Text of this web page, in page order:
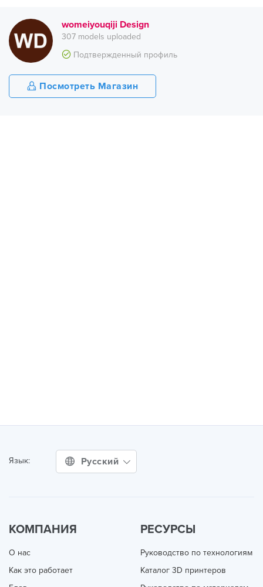
womeiyouqiji Design
307 models uploaded
Подтвержденный профиль
Посмотреть Магазин
Язык: Русский
КОМПАНИЯ
О нас
Как это работает
РЕСУРСЫ
Руководство по технологиям
Каталог 3D принтеров